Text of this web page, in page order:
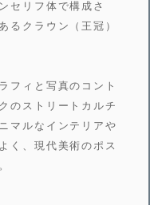
セリフ体で構成さ
るクラウン（王冠）
フィと写真のコント
のストリートカルチ
マルなインテリアや
く、現代美術のポス